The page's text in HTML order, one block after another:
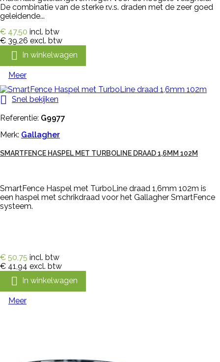
De combinatie van de sterke r.v.s. draden met de zeer goed
geleidende...
€ 47,50 incl. btw
€ 39,26 excl. btw
 In winkelwagen
Meer
 Snel bekijken
Referentie: G9977
Merk: Gallagher
SMARTFENCE HASPEL MET TURBOLINE DRAAD 1,6MM 102M
SmartFence Haspel met TurboLine draad 1,6mm 102m is
een haspel met schrikdraad voor het Gallagher SmartFence
systeem.
€ 50,75 incl. btw
€ 41,94 excl. btw
 In winkelwagen
Meer